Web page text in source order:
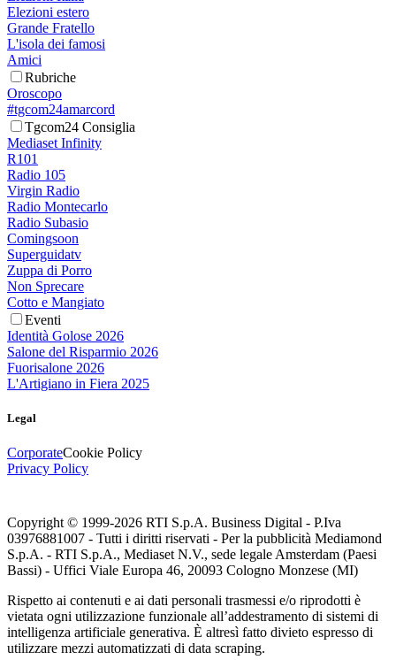
Elezioni estero
Grande Fratello
L'isola dei famosi
Amici
Rubriche
Oroscopo
#tgcom24amarcord
Tgcom24 Consiglia
Mediaset Infinity
R101
Radio 105
Virgin Radio
Radio Montecarlo
Radio Subasio
Comingsoon
Superguidatv
Zuppa di Porro
Non Sprecare
Cotto e Mangiato
Eventi
Identità Golose 2026
Salone del Risparmio 2026
Fuorisalone 2026
L'Artigiano in Fiera 2025
Legal
CorporateCookie Policy
Privacy Policy
Copyright © 1999-2026 RTI S.p.A. Business Digital - P.Iva
03976881007 - Tutti i diritti riservati - Per la pubblicità Mediamond
S.p.A. - RTI S.p.A., Mediaset N.V., sede legale Amsterdam (Paesi
Bassi) - Uffici Viale Europa 46, 20093 Cologno Monzese (MI)
Rispetto ai contenuti e ai dati personali trasmessi e/o riprodotti è
vietata ogni utilizzazione funzionale all’addestramento di sistemi di
intelligenza artificiale generativa. È altresì fatto divieto espresso di
utilizzare mezzi automatizzati di data scraping.